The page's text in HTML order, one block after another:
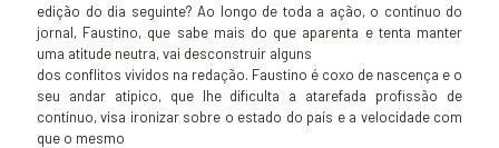
edição do dia seguinte? Ao longo de toda a ação, o contínuo do
jornal, Faustino, que sabe mais do que aparenta e tenta manter
uma atitude neutra, vai desconstruir alguns
dos conflitos vividos na redação. Faustino é coxo de nascença e o
seu andar atípico, que lhe dificulta a atarefada profissão de
contínuo, visa ironizar sobre o estado do país e a velocidade com
que o mesmo